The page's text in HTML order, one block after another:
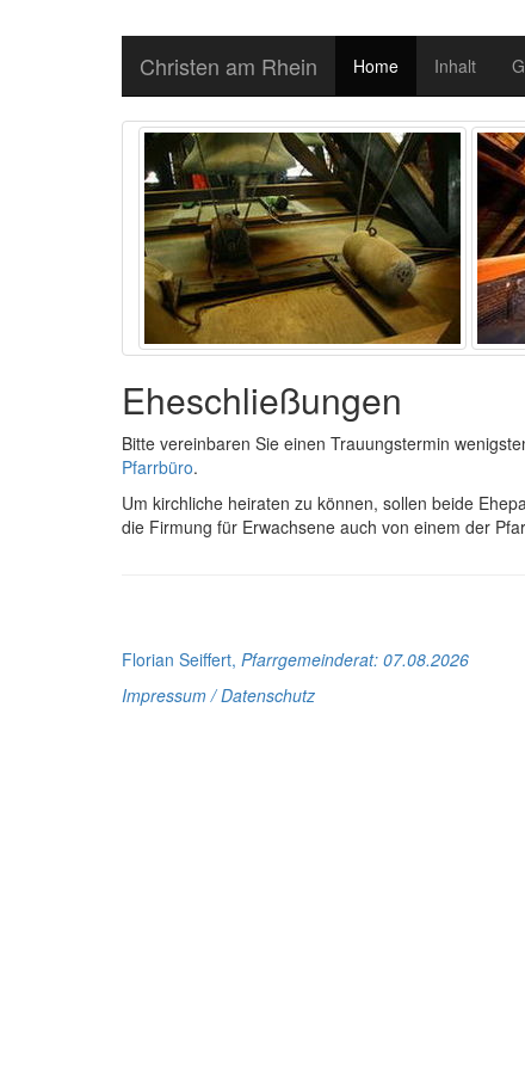
Christen am Rhein Home Inhalt
Eheschließungen
Bitte vereinbaren Sie einen Trauungstermin
Pfarrbüro.
Um kirchliche heiraten zu können, sollen beide
die Firmung für Erwachsene auch von einem der
Florian Seiffert, Pfarrgemeinderat: 07.08.2026
Impressum / Datenschutz